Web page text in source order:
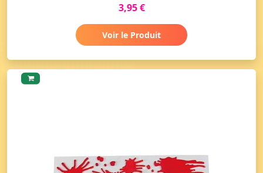
3,95 €
Voir le Produit